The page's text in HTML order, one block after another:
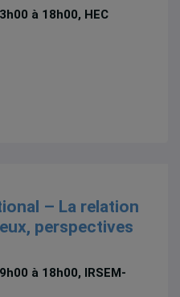
à 18h00, HEC
– La relation
perspectives
à 18h00, IRSEM-